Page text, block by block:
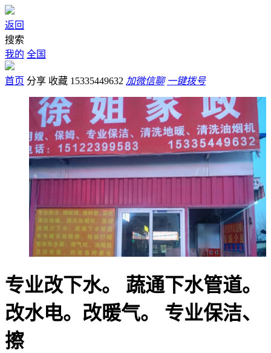
返回
搜索
我的 全国
首页 分享 收藏 15335449632 加微信聊 一键拨号
专业改下水。 蔬通下水管道。
改水电。改暖气。 专业保洁、
擦